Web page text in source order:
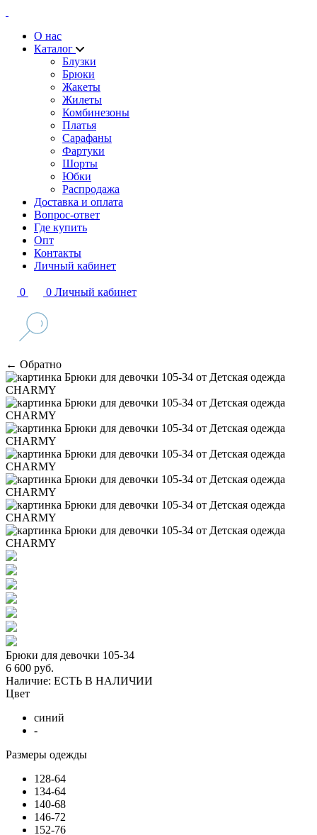
О нас
Каталог
Блузки
Брюки
Жакеты
Жилеты
Комбинезоны
Платья
Сарафаны
Фартуки
Шорты
Юбки
Распродажа
Доставка и оплата
Вопрос-ответ
Где купить
Опт
Контакты
Личный кабинет
0 0 Личный кабинет
← Обратно
Брюки для девочки 105-34
6 600 руб.
Наличие: ЕСТЬ В НАЛИЧИИ
Цвет
синий
-
Размеры одежды
128-64
134-64
140-68
146-72
152-76